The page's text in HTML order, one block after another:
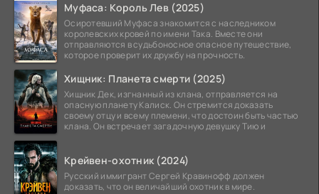
Муфаса: Король Лев (2025)
Осиротевший Муфаса знакомится с наследником
королевских кровей по имени Така. Вместе они
отправляются в судьбоносное опасное путешествие,
которое проверит их дружбу на прочность.
Хищник: Планета смерти (2025)
Хищник Дек, изгнанный из клана, отправляется на
опасную планету Калиск. Он стремится доказать
своему отцу и всему племени, что достоин быть частью
клана. Он встречает загадочную девушку Тию и
Крейвен-охотник (2024)
Русский иммигрант Сергей Кравинофф должен
доказать, что он величайший охотник в мире.